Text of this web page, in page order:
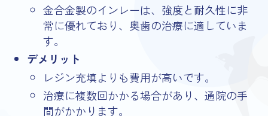
金合金製のインレーは、強度と耐久性に非
常に優れており、奥歯の治療に適していま
す。
デメリット
レジン充填よりも費用が高いです。
治療に複数回かかる場合があり、通院の手
間がかかります。